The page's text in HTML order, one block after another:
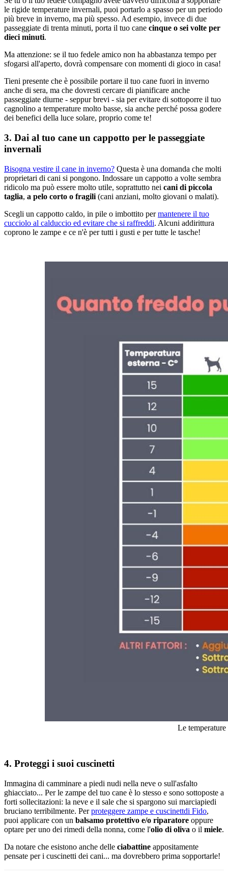
le rigide temperature invernali, puoi portarlo a spasso per un periodo
più breve in inverno, ma più spesso. Ad esempio, invece di due
passeggiate di trenta minuti, porta il tuo cane cinque o sei volte per
dieci minuti.
Ma attenzione: se il tuo fedele amico non ha abbastanza tempo per
sfogarsi all'aperto, dovrà compensare con momenti di gioco in casa!
Tieni presente che è possibile portare il tuo cane fuori in inverno
anche di sera, ma che dovresti cercare di pianificare anche
passeggiate diurne - seppur brevi - sia per evitare di sottoporre il tuo
cagnolino a temperature molto basse, sia anche perché possa godere
dei benefici della luce solare, proprio come te!
3. Dai al tuo cane un cappotto per le passeggiate
invernali
Bisogna vestire il cane in inverno? Questa è una domanda che molti
proprietari di cani si pongono. Indossare un cappotto a volte sembra
ridicolo ma può essere molto utile, soprattutto nei cani di piccola
taglia, a pelo corto o fragili (cani anziani, molto giovani o malati).
Scegli un cappotto caldo, in pile o imbottito permantenere il tuo
cucciolo al calduccio ed evitare che si raffreddi. Alcuni addirittura
coprono le zampe e ce n'è per tutti i gusti e per tutte le tasche!
Le
4. Proteggi i suoi cuscinetti
Immagina di camminare a piedi nudi nella neve o sull'asfalto
ghiacciato... Per le zampe del tuo cane è lo stesso e sono sottoposte a
forti sollecitazioni: la neve e il sale che si spargono sui marciapiedi
bruciano terribilmente. Perproteggere zampe e cuscinettdi Fido,
puoi applicare con un balsamo protettivo e/o riparatore oppure
optare per uno dei rimedi della nonna, come l'olio di oliva o il miele.
Da notare che esistono anche delle ciabattine appositamente
pensate per i cuscinetti dei cani... ma dovrebbero prima sopportarle!